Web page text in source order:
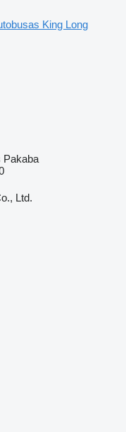
King Long
Pakaba
Ltd.